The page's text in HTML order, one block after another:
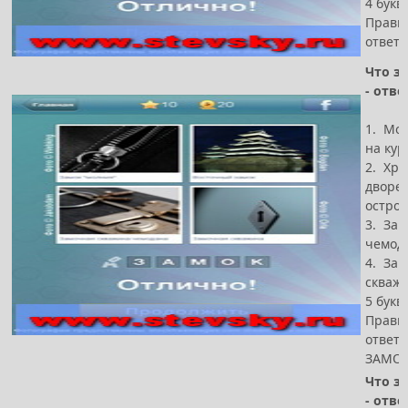
ответ
Что
-
1.
на
2.
3.
4.
5 букв
ответ -
Что
-